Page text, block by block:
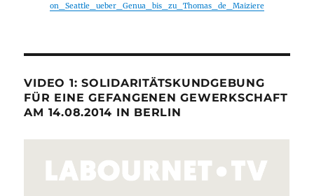
on_Seattle_ueber_Genua_bis_zu_Thomas_de_Maiziere
VIDEO 1: SOLIDARITÄTSKUNDGEBUNG
FÜR EINE GEFANGENEN GEWERKSCHAFT
AM 14.08.2014 IN BERLIN